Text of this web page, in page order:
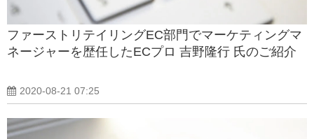
ファーストリテイリングEC部門でマーケティングマ
ネージャーを歴任したECプロ 吉野隆行 氏のご紹介
2020-08-21 07:25